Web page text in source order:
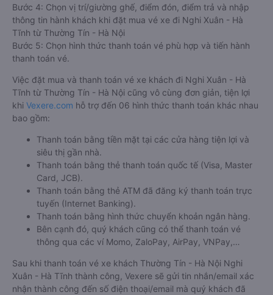
Bước 4: Chọn vị trí/giường ghế, điểm đón, điểm trả và nhập
thông tin hành khách khi đặt mua vé xe đi Nghi Xuân - Hà
Tĩnh từ Thường Tín - Hà Nội
Bước 5: Chọn hình thức thanh toán vé phù hợp và tiến hành
thanh toán vé.
Việc đặt mua và thanh toán vé xe khách đi Nghi Xuân - Hà
Tĩnh từ Thường Tín - Hà Nội cũng vô cùng đơn giản, tiện lợi
khi Vexere.com hỗ trợ đến 06 hình thức thanh toán khác nhau
bao gồm:
Thanh toán bằng tiền mặt tại các cửa hàng tiện lợi và
siêu thị gần nhà.
Thanh toán bằng thẻ thanh toán quốc tế (Visa, Master
Card, JCB).
Thanh toán bằng thẻ ATM đã đăng ký thanh toán trực
tuyến (Internet Banking).
Thanh toán bằng hình thức chuyển khoản ngân hàng.
Bên cạnh đó, quý khách cũng có thể thanh toán vé
thông qua các ví Momo, ZaloPay, AirPay, VNPay,…
Sau khi thanh toán vé xe khách Thường Tín - Hà Nội Nghi
Xuân - Hà Tĩnh thành công, Vexere sẽ gửi tin nhắn/email xác
nhận thành công đến số điện thoại/email mà quý khách đã